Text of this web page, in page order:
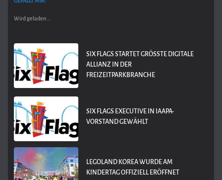
Wird geladen …
SIX FLAGS STARTET GRÖSSTE DIGITALE A
LLIANZ IN DER F
REIZEITPARKBRANCHE
SIX FLAGS EXECUTIVE IN IAAPA-
VORSTAND GEWÄHLT
LEGOLAND KOREA WURDE AM
KINDERTAG OFFIZIELL ERÖFFNET